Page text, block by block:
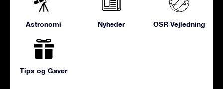
Astronomi Nyheder OSR Vejledning
Tips og Gaver